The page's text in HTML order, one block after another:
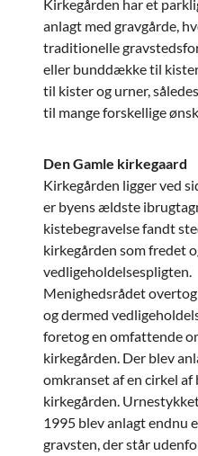
Kirkegården har et
anlagt med gravgårde,
traditionelle
eller bunddække til
til kister og urner,
til mange forskellige
Den Gamle kirkegaard
Kirkegården ligger ved
er byens ældste
kistebegravelse fandt
kirkegården som fredet
vedligeholdelsespligten.
Menighedsrådet
og dermed
foretog en omfattende
kirkegården. Der blev
omkranset af en cirkel
kirkegården.
1995 blev anlagt endnu
gravsten, der står